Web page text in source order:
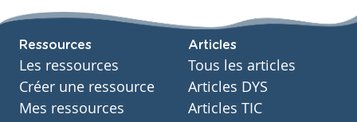
Ressources
Les ressources
Créer une ressource
Mes ressources
Articles
Tous les articles
Articles DYS
Articles TIC